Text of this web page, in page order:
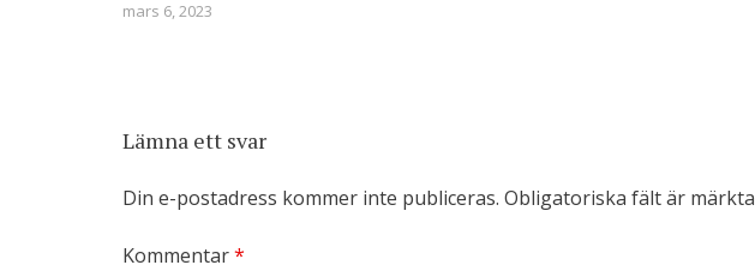
mars 6, 2023
Lämna ett svar
Din e-postadress kommer inte publiceras. Obligatoriska fält är märkta
Kommentar*